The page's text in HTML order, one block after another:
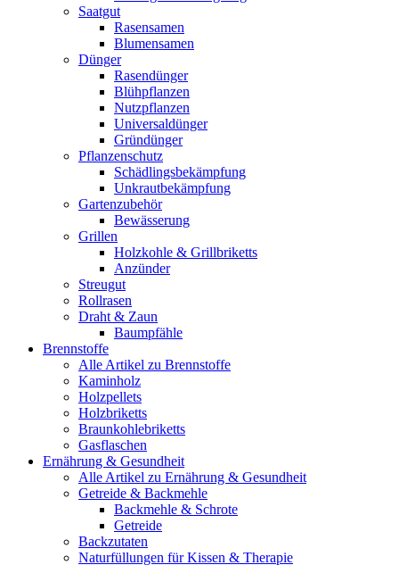
Saatgut
Rasensamen
Blumensamen
Dünger
Rasendünger
Blühpflanzen
Nutzpflanzen
Universaldünger
Gründünger
Pflanzenschutz
Schädlingsbekämpfung
Unkrautbekämpfung
Gartenzubehör
Bewässerung
Grillen
Holzkohle & Grillbriketts
Anzünder
Streugut
Rollrasen
Draht & Zaun
Baumpfähle
Brennstoffe
Alle Artikel zu Brennstoffe
Kaminholz
Holzpellets
Holzbriketts
Braunkohlebriketts
Gasflaschen
Ernährung & Gesundheit
Alle Artikel zu Ernährung & Gesundheit
Getreide & Backmehle
Backmehle & Schrote
Getreide
Backzutaten
Naturfüllungen für Kissen & Therapie